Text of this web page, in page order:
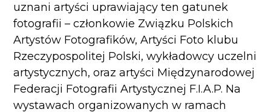
uznani artyści uprawiający ten gatunek
fotografii – członkowie Związku Polskich
Artystów Fotografików, Artyści Foto klubu
Rzeczypospolitej Polski, wykładowcy uczelni
artystycznych, oraz artyści Międzynarodowej
Federacji Fotografii Artystycznej F.I.A.P. Na
wystawach organizowanych w ramach